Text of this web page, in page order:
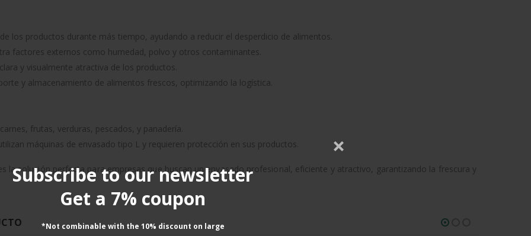
Subscribe to our newsletter
Get a 7% coupon
*Not combinable with the 10% discount on large
los productos durante más tiempo, ayudando a reducir el desperdicio de alimentos.
factores externos como humedad, polvo y otros contaminantes.
y visualmente atractiva de los productos.
y almacenamiento de alimentos frescos, optimizando la logística.
frutas, verduras, pescados, y panadería.
máquinas de envasado tipo L y requieren protección en sus productos.
la solución perfecta para empresas que buscan un envasado profesional, eficiente y atractivo, garantizando la frescura y